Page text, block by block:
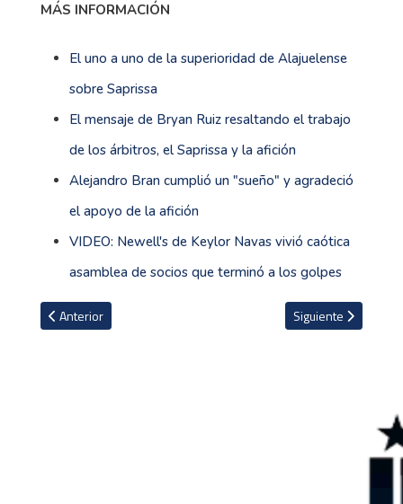
MÁS INFORMACIÓN
El uno a uno de la superioridad de Alajuelense
sobre Saprissa
El mensaje de Bryan Ruiz resaltando el trabajo
de los árbitros, el Saprissa y la afición
Alejandro Bran cumplió un "sueño" y agradeció
el apoyo de la afición
VIDEO: Newell's de Keylor Navas vivió caótica
asamblea de socios que terminó a los golpes
Artículo anterior: Invicto de Alajuelense y estadística de
Anterior Artículo siguiente:
Siguiente